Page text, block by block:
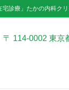
診療」たかの内科クリ
〒 114-0002 東京